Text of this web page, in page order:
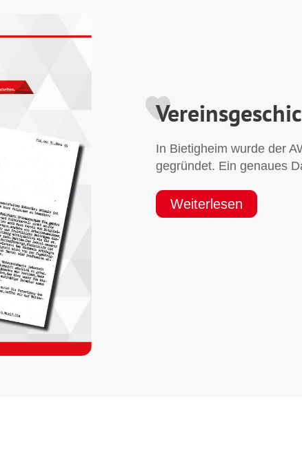
In Bietigheim wurde der
gegründet. Ein genaues
Weiterlesen